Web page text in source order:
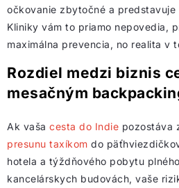
očkovanie zbytočné a predstavuje
Kliniky vám to priamo nepovedia,
maximálna prevencia, no realita v
Rozdiel medzi biznis
mesačným
Ak vaša cesta do Indie pozostáva
presunu taxíkom do
hotela a týždňového pobytu
kancelárskych budovách, vaše